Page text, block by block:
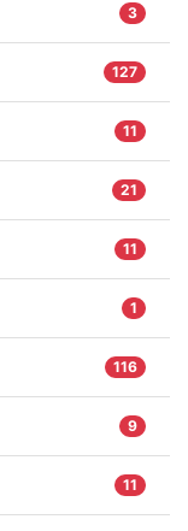
3
127
11
21
11
1
116
9
11